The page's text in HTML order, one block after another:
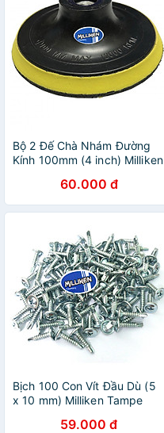
Bộ 2 Đế Chà Nhám Đường
Kính 100mm (4 inch) Milliken
60.000 đ
Bịch 100 Con Vít Đầu Dù (5
x 10 mm) Milliken Tampe
59.000 đ